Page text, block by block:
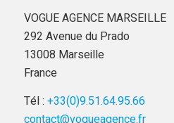
VOGUE AGENCE MARSEILLE
292 Avenue du Prado
13008 Marseille
France
Tél : +33(0)9.51.64.95.66
contact@vogueagence.fr